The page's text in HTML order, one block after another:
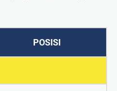
POSISI